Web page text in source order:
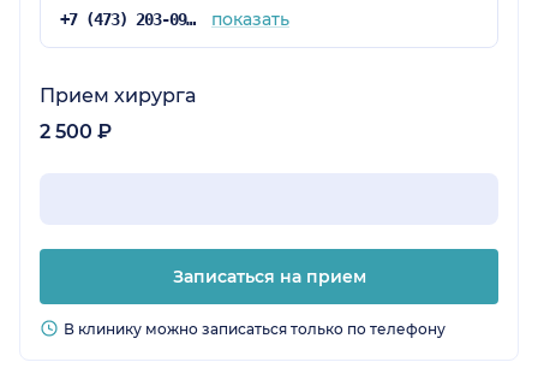
+7 (473) 203-09-05 показать
Прием хирурга
2 500 ₽
Записаться на прием
В клинику можно записаться только по телефону